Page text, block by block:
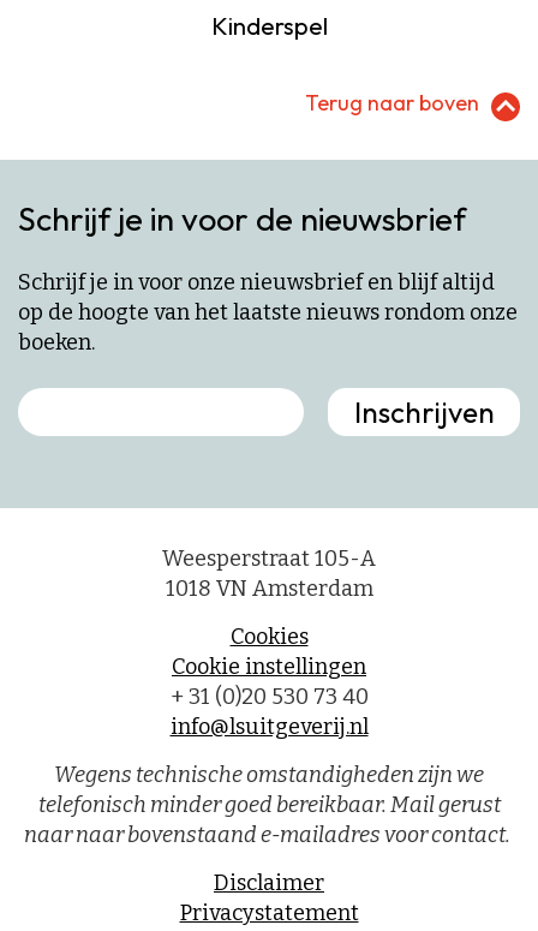
Kinderspel
Terug naar boven
Schrijf je in voor de nieuwsbrief
Schrijf je in voor onze nieuwsbrief en blijf altijd
op de hoogte van het laatste nieuws rondom onze
boeken.
Weesperstraat 105-A
1018 VN Amsterdam
Cookies
Cookie instellingen
+ 31 (0)20 530 73 40
info@lsuitgeverij.nl
Wegens technische omstandigheden zijn we
telefonisch minder goed bereikbaar. Mail gerust
naar naar bovenstaand e-mailadres voor contact.
Disclaimer
Privacystatement